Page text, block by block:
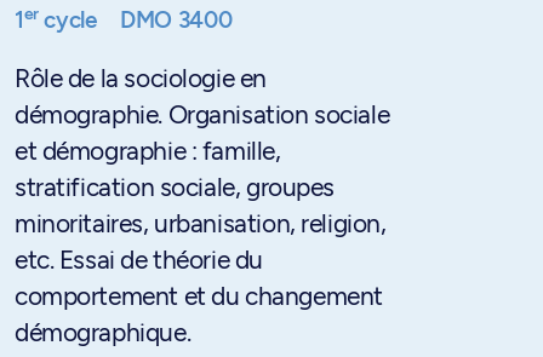
1ercycle DMO 3400
Rôle de la sociologie en
démographie. Organisation sociale
et démographie : famille,
stratification sociale, groupes
minoritaires, urbanisation, religion,
etc. Essai de théorie du
comportement et du changement
démographique.